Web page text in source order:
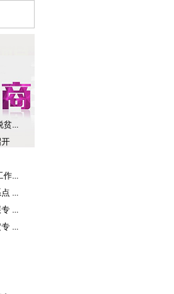
贫...
作...
...
...
...